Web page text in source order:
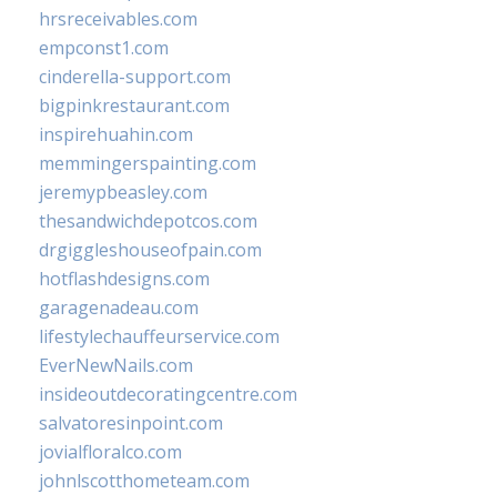
hrsreceivables.com
empconst1.com
cinderella-support.com
bigpinkrestaurant.com
inspirehuahin.com
memmingerspainting.com
jeremypbeasley.com
thesandwichdepotcos.com
drgiggleshouseofpain.com
hotflashdesigns.com
garagenadeau.com
lifestylechauffeurservice.com
EverNewNails.com
insideoutdecoratingcentre.com
salvatoresinpoint.com
jovialfloralco.com
johnlscotthometeam.com